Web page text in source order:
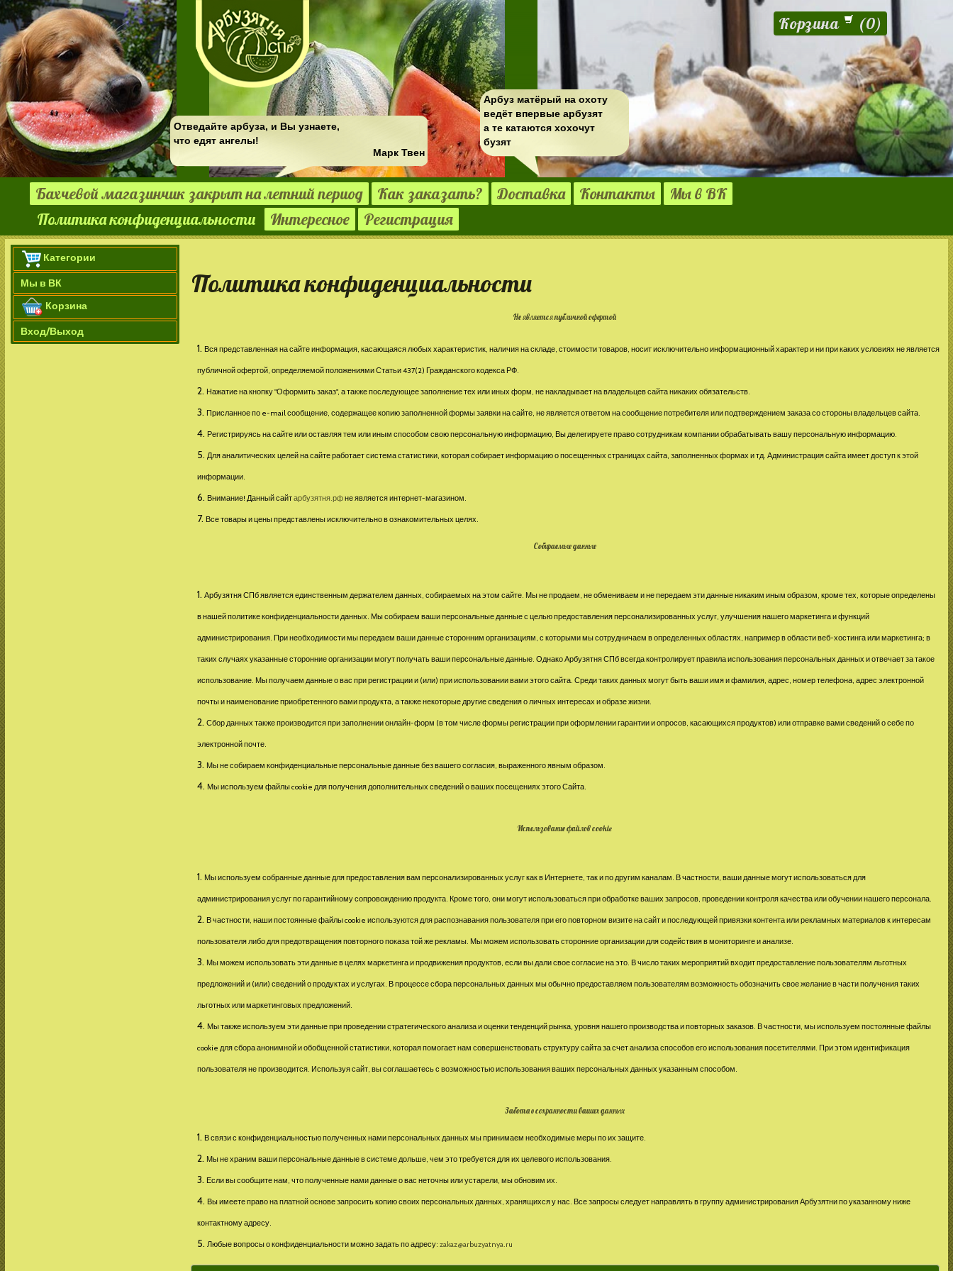
Арбуз матёрый на охоту
ведёт впервые арбузят
а те катаются хохочут
бузят
Отведайте арбуза, и Вы узнаете,
что едят ангелы!
Марк Твен
Корзина (0)
Бахчевой магазинчик закрыт на летний период Как заказать? Доставка Контакты
Мы в ВК
Политика конфиденциальности
Интересное Регистрация
Категории
Мы в ВК
Корзина
Вход/Выход
Политика конфиденциальности
Не является публичной офертой
Вся представленная на сайте информация, касающаяся любых характеристик, наличия на складе, стоимости товаров, носит исключительно информационный характер и ни при каких условиях не является
публичной офертой, определяемой положениями Статьи 437(2) Гражданского кодекса РФ.
Нажатие на кнопку "Оформить заказ", а также последующее заполнение тех или иных форм, не накладывает на владельцев сайта никаких обязательств.
Присланное по e-mail сообщение, содержащее копию заполненной формы заявки на сайте, не является ответом на сообщение потребителя или подтверждением заказа со стороны владельцев сайта.
Регистрируясь на сайте или оставляя тем или иным способом свою персональную информацию, Вы делегируете право сотрудникам компании обрабатывать вашу персональную информацию.
Для аналитических целей на сайте работает система статистики, которая собирает информацию о посещенных страницах сайта, заполненных формах и тд. Администрация сайта имеет доступ к этой
информации.
Внимание! Данный сайтарбузятня.рфне является интернет-магазином.
Все товары и цены представлены исключительно в ознакомительных целях.
Собираемые данные
Арбузятня СПб является единственным держателем данных, собираемых на этом сайте. Мы не продаем, не обмениваем и не передаем эти данные никаким иным образом, кроме тех, которые определены
в нашей политике конфиденциальности данных. Мы собираем ваши персональные данные с целью предоставления персонализированных услуг, улучшения нашего маркетинга и функций
администрирования. При необходимости мы передаем ваши данные сторонним организациям, с которыми мы сотрудничаем в определенных областях, например в области веб-хостинга или маркетинга; в
таких случаях указанные сторонние организации могут получать ваши персональные данные. Однако Арбузятня СПб всегда контролирует правила использования персональных данных и отвечает за такое
использование. Мы получаем данные о вас при регистрации и (или) при использовании вами этого сайта. Среди таких данных могут быть ваши имя и фамилия, адрес, номер телефона, адрес электронной
почты и наименование приобретенного вами продукта, а также некоторые другие сведения о личных интересах и образе жизни.
Сбор данных также производится при заполнении онлайн-форм (в том числе формы регистрации при оформлении гарантии и опросов, касающихся продуктов) или отправке вами сведений о себе по
электронной почте.
Мы не собираем конфиденциальные персональные данные без вашего согласия, выраженного явным образом.
Мы используем файлы cookie для получения дополнительных сведений о ваших посещениях этого Сайта.
Использование файлов cookie
Мы используем собранные данные для предоставления вам персонализированных услуг как в Интернете, так и по другим каналам. В частности, ваши данные могут использоваться для
администрирования услуг по гарантийному сопровождению продукта. Кроме того, они могут использоваться при обработке ваших запросов, проведении контроля качества или обучении нашего персонала.
В частности, наши постоянные файлы cookie используются для распознавания пользователя при его повторном визите на сайт и последующей привязки контента или рекламных материалов к интересам
пользователя либо для предотвращения повторного показа той же рекламы. Мы можем использовать сторонние организации для содействия в мониторинге и анализе.
Мы можем использовать эти данные в целях маркетинга и продвижения продуктов, если вы дали свое согласие на это. В число таких мероприятий входит предоставление пользователям льготных
предложений и (или) сведений о продуктах и услугах. В процессе сбора персональных данных мы обычно предоставляем пользователям возможность обозначить свое желание в части получения таких
льготных или маркетинговых предложений.
Мы также используем эти данные при проведении стратегического анализа и оценки тенденций рынка, уровня нашего производства и повторных заказов. В частности, мы используем постоянные файлы
cookie для сбора анонимной и обобщенной статистики, которая помогает нам совершенствовать структуру сайта за счет анализа способов его использования посетителями. При этом идентификация
пользователя не производится. Используя сайт, вы соглашаетесь с возможностью использования ваших персональных данных указанным способом.
Забота о сохранности ваших данных
В связи с конфиденциальностью полученных нами персональных данных мы принимаем необходимые меры по их защите.
Мы не храним ваши персональные данные в системе дольше, чем это требуется для их целевого использования.
Если вы сообщите нам, что полученные нами данные о вас неточны или устарели, мы обновим их.
Вы имеете право на платной основе запросить копию своих персональных данных, хранящихся у нас. Все запросы следует направлять в группу администрирования Арбузятни по указанному ниже
контактному адресу.
Любые вопросы о конфиденциальности можно задать по адресу: zakaz@arbuzyatnya.ru